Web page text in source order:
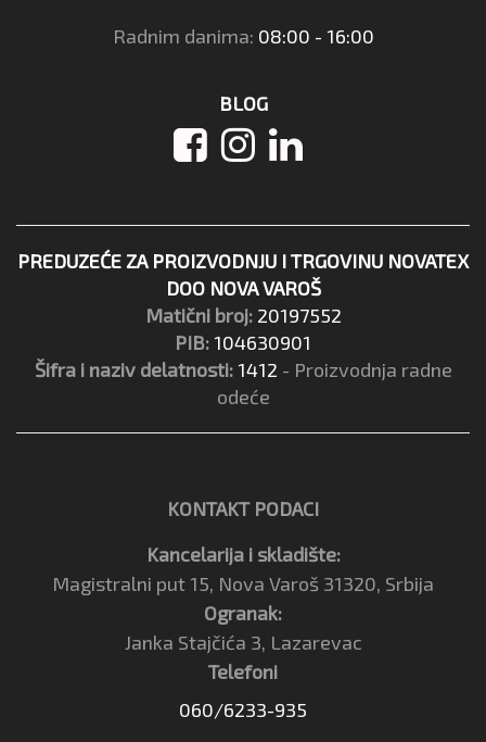
Radnim danima: 08:00 - 16:00
BLOG
PREDUZEĆE ZA PROIZVODNJU I TRGOVINU NOVATEX
DOO NOVA VAROŠ
Matični broj: 20197552
PIB: 104630901
Šifra i naziv delatnosti: 1412 - Proizvodnja radne
odeće
KONTAKT PODACI
Kancelarija i skladište:
Magistralni put 15, Nova Varoš 31320, Srbija
Ogranak:
Janka Stajčića 3, Lazarevac
Telefoni
060/6233-935